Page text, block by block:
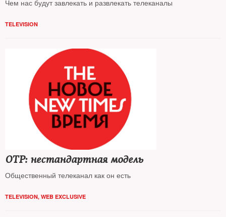
Чем нас будут завлекать и развлекать телеканалы
TELEVISION
ОТР: нестандартная модель
Общественный телеканал как он есть
TELEVISION, WEB EXCLUSIVE